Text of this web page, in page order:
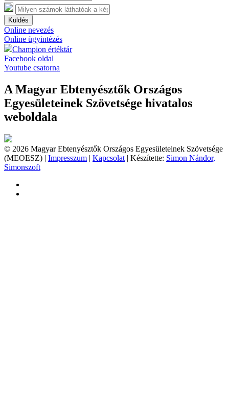
Küldés
Online nevezés
Online ügyintézés
Champion értéktár
Facebook oldal
Youtube csatorna
A Magyar Ebtenyésztők Országos
Egyesületeinek Szövetsége hivatalos
weboldala
© 2026 Magyar Ebtenyésztők Országos Egyesületeinek Szövetsége
(MEOESZ) | Impresszum | Kapcsolat | Készítette: Simon Nándor,
Simonszoft